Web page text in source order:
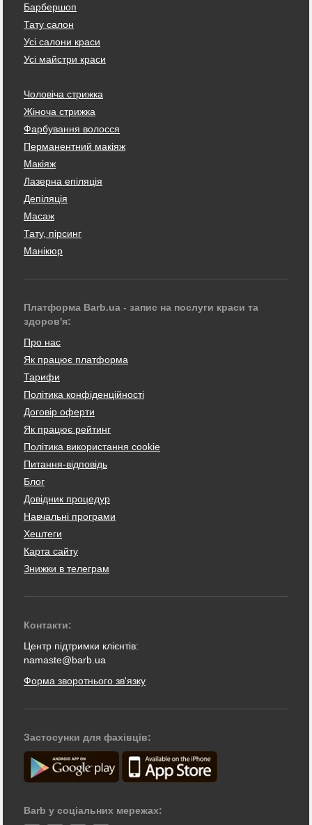
Барбершоп
Тату салон
Усі салони краси
Усі майстри краси
Чоловіча стрижка
Жіноча стрижка
Фарбування волосся
Перманентний макіяж
Макіяж
Лазерна епіляція
Депіляція
Масаж
Тату, пірсинг
Манікюр
Платформа Barb.ua - запис на послуги краси та
здоров'я:
Про нас
Як працює платформа
Тарифи
Політика конфіденційності
Договір оферти
Як працює рейтинг
Політика використання cookie
Питання-відповідь
Блог
Довідник процедур
Навчальні програми
Хештеги
Карта сайту
Знижки в телеграм
Контакти:
Центр підтримки клієнтів:
namaste@barb.ua
Форма зворотнього зв'язку
Застосунки для фахівців:
Barb у соціальних мережах: